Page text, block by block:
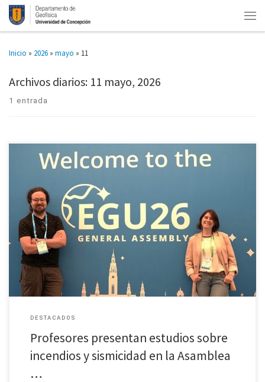
Inicio » 2026 » mayo » 11
Archivos diarios: 11 mayo, 2026
1 entrada
En el marco de la Asamblea General de la Unión Europea de Geociencias
(EGU) 2026, que se celebró del 3 al 8 de mayo en el Centro de Congresos de
[…]
DESTACADOS
Profesores presentan estudios sobre
incendios y sismicidad en la Asamblea
…